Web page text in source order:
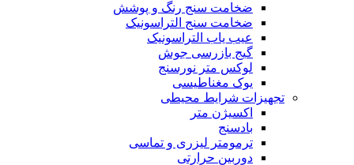
ضخامت سنج رنگ و پوشش
ضخامت سنج التراسونیک
عیب یاب التراسونیک
گیج بازرسی جوش
لوکس متر نورسنج
یوک مغناطیسی
تجهیزات شرایط محیطی
اکسیژن متر
بادسنج
ترمومتر لیزری و تماسی
دوربین حرارتی